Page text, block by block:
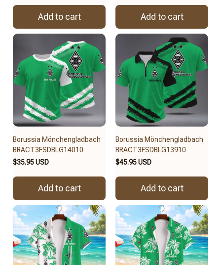
Add to cart Add to cart
Borussia Mönchengladbach
BRACT3FSDBLG14010
$35.95 USD
Add to cart
Borussia Mönchengladbach
BRACT3FSDBLG13910
$45.95 USD
Add to cart